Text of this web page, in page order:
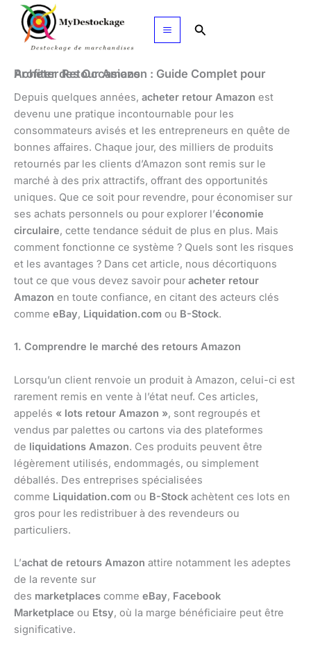
Aller
contenu
Rechercher
Acheter Retour Amazon : Guide Complet pour Profiter des Occasions
Depuis quelques années, acheter retour Amazon est
devenu une pratique incontournable pour les
consommateurs avisés et les entrepreneurs en quête de
bonnes affaires. Chaque jour, des milliers de produits
retournés par les clients d’Amazon sont remis sur le
marché à des prix attractifs, offrant des opportunités
uniques. Que ce soit pour revendre, pour économiser sur
ses achats personnels ou pour explorer l’économie
circulaire, cette tendance séduit de plus en plus. Mais
comment fonctionne ce système ? Quels sont les risques
et les avantages ? Dans cet article, nous décortiquons
tout ce que vous devez savoir pour acheter retour
Amazon en toute confiance, en citant des acteurs clés
comme eBay, Liquidation.com ou B-Stock.
1. Comprendre le marché des retours Amazon
Lorsqu’un client renvoie un produit à Amazon, celui-ci est
rarement remis en vente à l’état neuf. Ces articles,
appelés « lots retour Amazon », sont regroupés et
vendus par palettes ou cartons via des plateformes
de liquidations Amazon. Ces produits peuvent être
légèrement utilisés, endommagés, ou simplement
déballés. Des entreprises spécialisées
comme Liquidation.com ou B-Stock achètent ces lots en
gros pour les redistribuer à des revendeurs ou
particuliers.
L’achat de retours Amazon attire notamment les adeptes
de la revente sur
des marketplaces comme eBay, Facebook
Marketplace ou Etsy, où la marge bénéficiaire peut être
significative.